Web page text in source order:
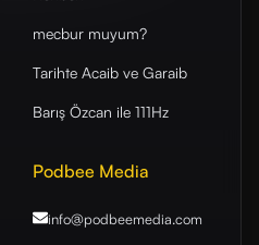
mecbur muyum?
Tarihte Acaib ve Garaib
Barış Özcan ile 111Hz
Podbee Media
info@podbeemedia.com